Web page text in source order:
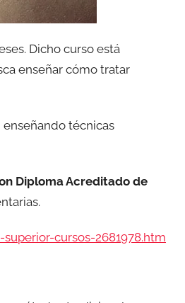
Dicho curso está
enseñar cómo tratar
enseñando técnicas
Diploma Acreditado de
cursos-2681978.htm